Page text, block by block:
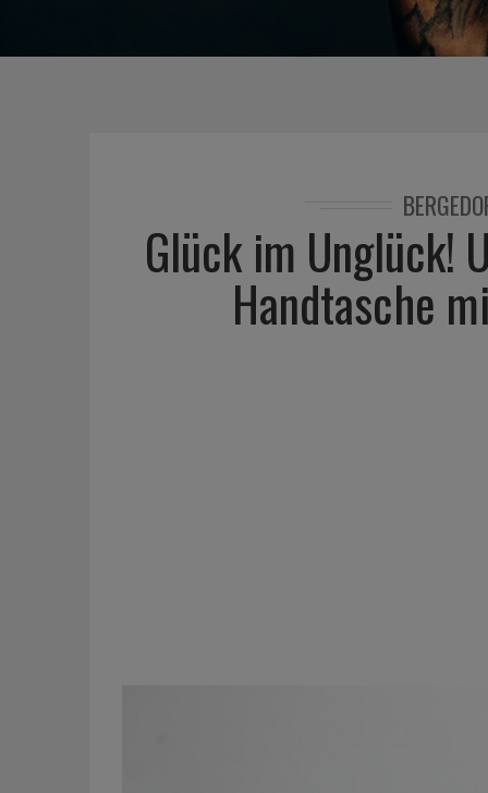
Glück im
Handtasche